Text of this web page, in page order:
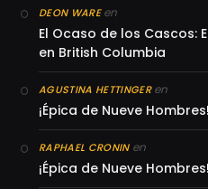
DEON WAREen
El Ocaso de los Cascos:
en British Columbia
AGUSTINA HETTINGERen
¡Épica de Nueve Hombres!
RAPHAEL CRONINen
¡Épica de Nueve Hombres!